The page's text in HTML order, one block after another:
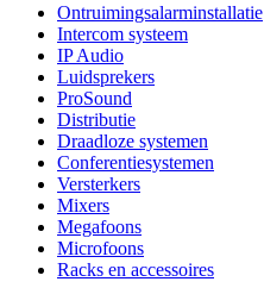
Ontruimingsalarminstallatie
Intercom systeem
IP Audio
Luidsprekers
ProSound
Distributie
Draadloze systemen
Conferentiesystemen
Versterkers
Mixers
Megafoons
Microfoons
Racks en accessoires